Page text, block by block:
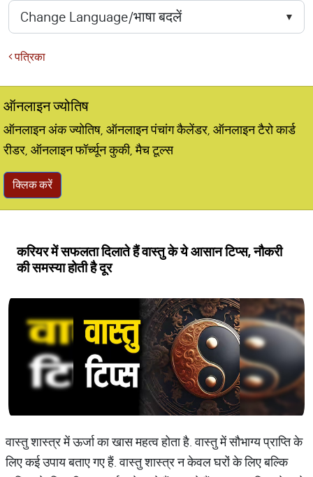
पत्रिका
ऑनलाइन ज्योतिष
ऑनलाइन अंक ज्योतिष, ऑनलाइन पंचांग कैलेंडर, ऑनलाइन टैरो कार्ड
रीडर, ऑनलाइन फॉर्च्यून कुकी, मैच टूल्स
क्लिक करें
करियर में सफलता दिलाते हैं वास्तु के ये आसान टिप्स, नौकरी
की समस्या होती है दूर
वास्तु शास्त्र में ऊर्जा का खास महत्व होता है. वास्तु में सौभाग्य प्राप्ति के
लिए कई उपाय बताए गए हैं. वास्तु शास्त्र न केवल घरों के लिए बल्कि